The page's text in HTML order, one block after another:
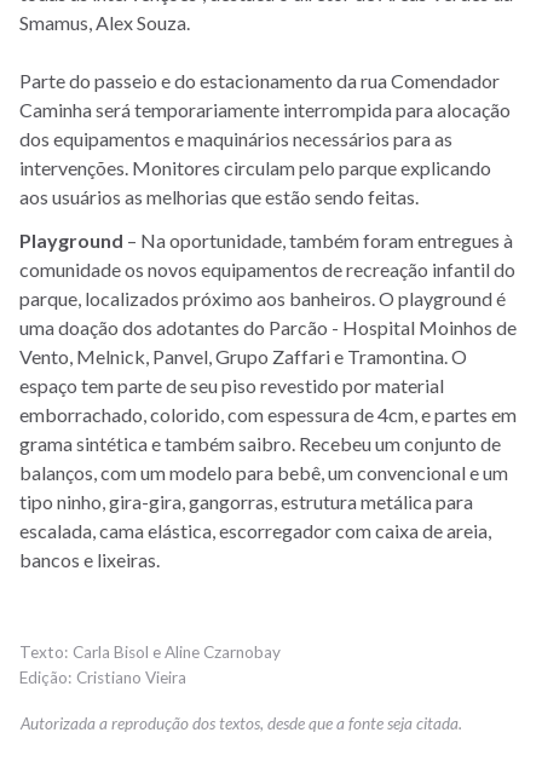
Smamus, Alex Souza.
Parte do passeio e do estacionamento da rua Comendador
Caminha será temporariamente interrompida para alocação
dos equipamentos e maquinários necessários para as
intervenções. Monitores circulam pelo parque explicando
aos usuários as melhorias que estão sendo feitas.
Playground – Na oportunidade, também foram entregues à
comunidade os novos equipamentos de recreação infantil do
parque, localizados próximo aos banheiros. O playground é
uma doação dos adotantes do Parcão - Hospital Moinhos de
Vento, Melnick, Panvel, Grupo Zaffari e Tramontina. O
espaço tem parte de seu piso revestido por material
emborrachado, colorido, com espessura de 4cm, e partes em
grama sintética e também saibro. Recebeu um conjunto de
balanços, com um modelo para bebê, um convencional e um
tipo ninho, gira-gira, gangorras, estrutura metálica para
escalada, cama elástica, escorregador com caixa de areia,
bancos e lixeiras.
Carla Bisol e Aline Czarnobay
Cristiano Vieira